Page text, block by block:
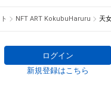
三者が損害を被った場合、
保有者は何らの法的責任も
Chronicle
NFT ART KokubuHaruru
ログイン
新規登録はこちら